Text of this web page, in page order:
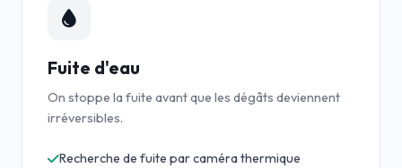
Fuite d'eau
On stoppe la fuite avant que les dégâts deviennent
irréversibles.
Recherche de fuite par caméra thermique